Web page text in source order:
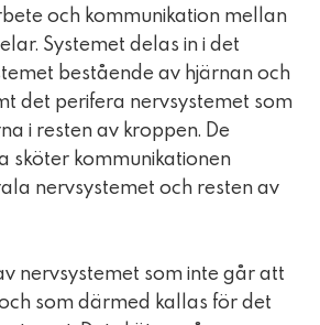
och kommunikation mellan
Systemet delas in i det
bestående av hjärnan och
det perifera nervsystemet som
i resten av kroppen. De
sköter kommunikationen
nervsystemet och resten av
nervsystemet som inte går att
som därmed kallas för det